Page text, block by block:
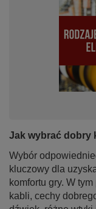
Jak wybrać dobry
Wybór
kluczowy dla
komfortu gry. W
kabli, cechy